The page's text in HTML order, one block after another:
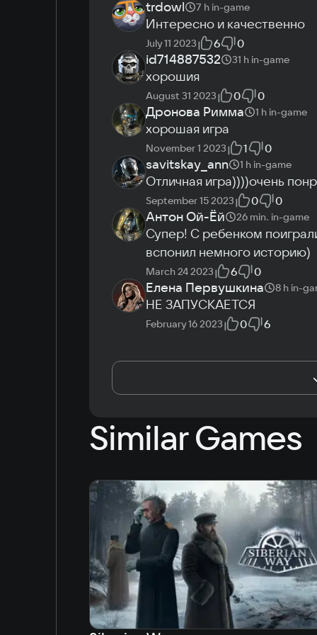
Экран с поддержкой разрешения 1920х1080
trdowl 7 h in-game
Интересно и качественно
July 11 2023 6 0
id714887532 31 h in-game
хорошия
August 31 2023 0 0
Дронова Римма 1 h in-game
хорошая игра
November 1 2023 1 0
savitskay_ann 1 h in-game
Отличная игра))))очень
September 15 2023 0 0
Антон Ой-Ёй 26 min. in-game
Супер! С ребенком
вспонил немного историю)
March 24 2023 6 0
Елена Первушкина 8 h in-
НЕ ЗАПУСКАЕТСЯ
February 16 2023 0 6
Similar Games